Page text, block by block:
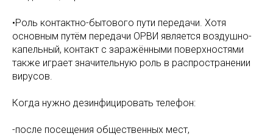
•Роль контактно-бытового пути передачи. Хотя
основным путём передачи ОРВИ является воздушно-
капельный, контакт с заражёнными поверхностями
также играет значительную роль в распространении
вирусов.
Когда нужно дезинфицировать телефон:
-после посещения общественных мест,